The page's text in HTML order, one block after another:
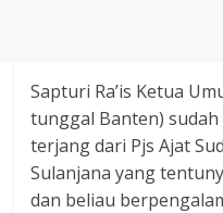
Sapturi Ra’is Ketua
tunggal Banten)
terjang dari Pjs Ajat
Sulanjana yang
dan beliau